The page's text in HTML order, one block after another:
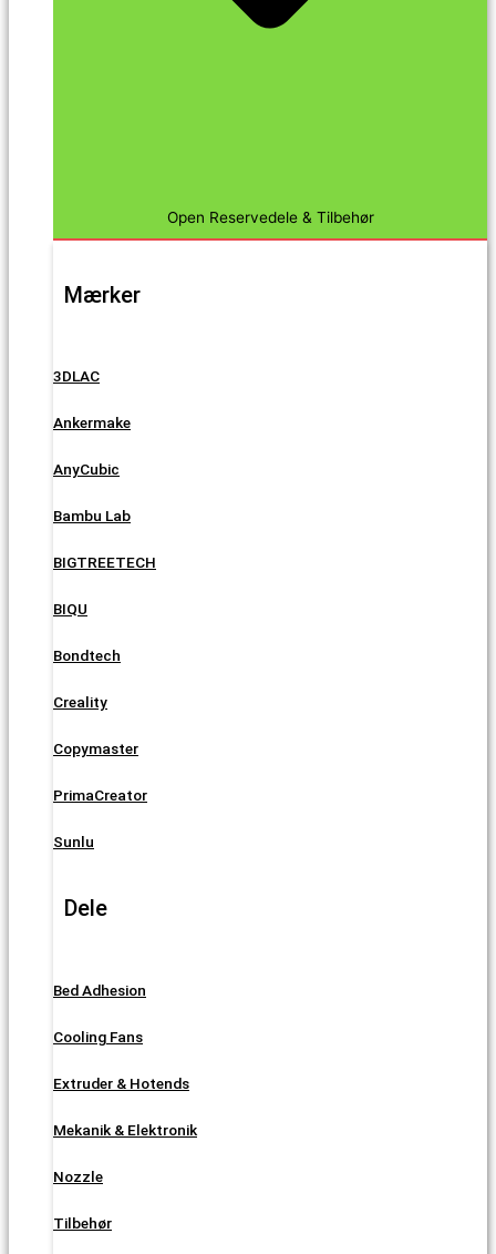
Open Reservedele & Tilbehør
Mærker
3DLAC
Ankermake
AnyCubic
Bambu Lab
BIGTREETECH
BIQU
Bondtech
Creality
Copymaster
PrimaCreator
Sunlu
Dele
Bed Adhesion
Cooling Fans
Extruder & Hotends
Mekanik & Elektronik
Nozzle
Tilbehør